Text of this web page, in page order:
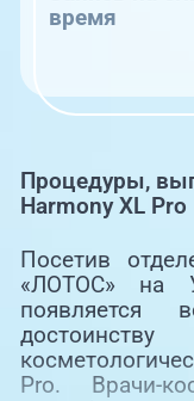
время
Процедуры,
Harmony XL Pro
Посетив
«ЛОТОС» на
появляется
Pro. Врачи-